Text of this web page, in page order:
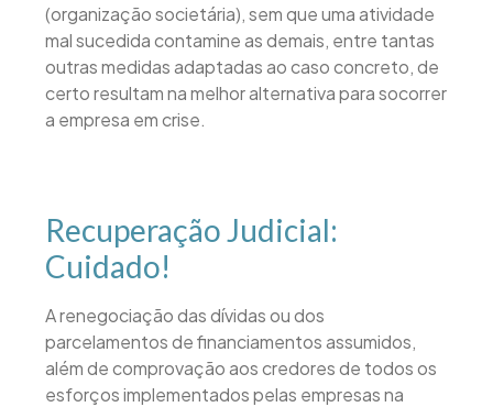
(organização societária), sem que uma atividade
mal sucedida contamine as demais, entre tantas
outras medidas adaptadas ao caso concreto, de
certo resultam na melhor alternativa para socorrer
a empresa em crise.
Recuperação Judicial:
Cuidado!
A renegociação das dívidas ou dos
parcelamentos de financiamentos assumidos,
além de comprovação aos credores de todos os
esforços implementados pelas empresas na